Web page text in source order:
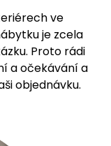
ve
je zcela
Proto rádi
a očekávání a
objednávku.